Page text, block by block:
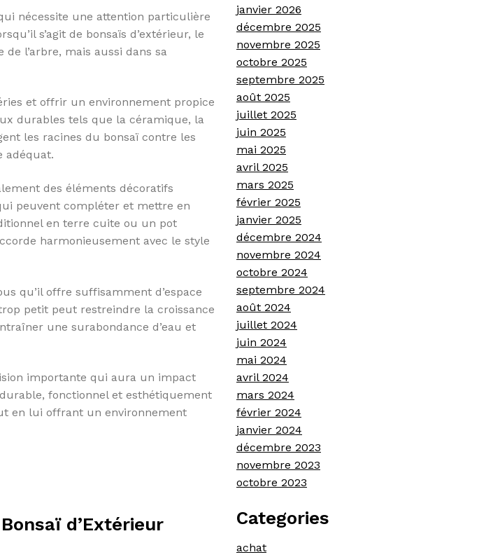
nécessite une attention particulière
s’agit de bonsaïs d’extérieur, le
l’arbre, mais aussi dans sa
et offrir un environnement propice
durables tels que la céramique, la
les racines du bonsaï contre les
adéquat.
des éléments décoratifs
peuvent compléter et mettre en
en terre cuite ou un pot
harmonieusement avec le style
qu’il offre suffisamment d’espace
petit peut restreindre la croissance
une surabondance d’eau et
importante qui aura un impact
fonctionnel et esthétiquement
en lui offrant un environnement
d’Extérieur
janvier 2026
décembre 2025
novembre 2025
octobre 2025
septembre 2025
août 2025
juillet 2025
juin 2025
mai 2025
avril 2025
mars 2025
février 2025
janvier 2025
décembre 2024
novembre 2024
octobre 2024
septembre 2024
août 2024
juillet 2024
juin 2024
mai 2024
avril 2024
mars 2024
février 2024
janvier 2024
décembre 2023
novembre 2023
octobre 2023
Categories
achat